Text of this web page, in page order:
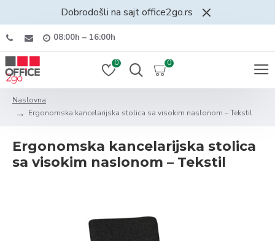
Dobrodošli na sajt office2go.rs
08:00h – 16:00h
0 0
Naslovna
Ergonomska kancelarijska stolica sa visokim naslonom – Tekstil
Ergonomska kancelarijska stolica
sa visokim naslonom – Tekstil